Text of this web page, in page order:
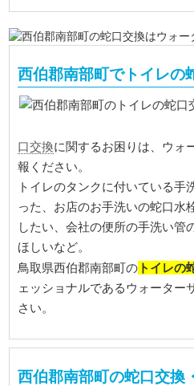
西伯郡南部町でトイレの
口交換に関するお困りは、ウォ
報ください。
トイレのタンクに付いている手
った、お店のお手洗いの蛇口水
したい、会社の便所の手洗い管
ほしいなど。
鳥取県西伯郡南部町の トイレの
ェッショナルであるウォーター
さい。
西伯郡南部町の蛇口交換